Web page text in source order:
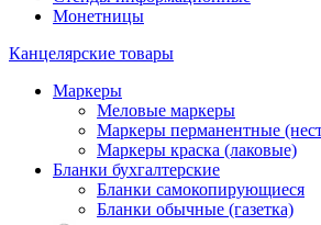
Монетницы
Канцелярские товары
Маркеры
Меловые маркеры
Маркеры перманентные
Маркеры краска (лаковые)
Бланки бухгалтерские
Бланки самокопирующиеся
Бланки обычные (газетка)